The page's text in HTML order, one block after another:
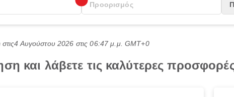
4 Αυγούστου 2026 στις 06:47 μ.μ. GMT+0
και λάβετε τις καλύτερες